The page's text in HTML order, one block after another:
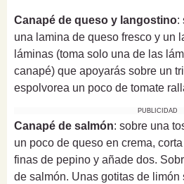
Canapé de queso y langostino:
una lamina de queso fresco y un
láminas (toma solo una de las
canapé) que apoyarás sobre un
espolvorea un poco de tomate
PUBLICIDAD
Canapé de salmón: sobre una
un poco de queso en crema,
finas de pepino y añade dos.
de salmón. Unas gotitas de limón